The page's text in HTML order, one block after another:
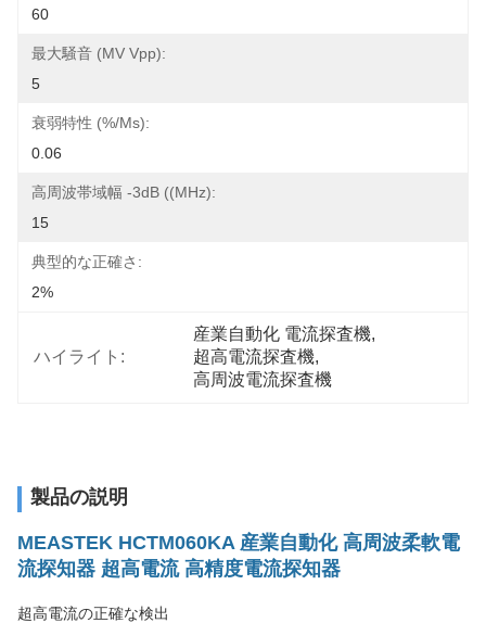
60
最大騒音 (mV Vpp):
5
衰弱特性 (%/ms):
0.06
高周波帯域幅 -3dB ((MHz):
15
典型的な正確さ:
2%
ハイライト:
産業自動化 電流探査機,
超高電流探査機,
高周波電流探査機
製品の説明
MEASTEK HCTM060KA 産業自動化 高周波柔軟電
流探知器 超高電流 高精度電流探知器
超高電流の正確な検出